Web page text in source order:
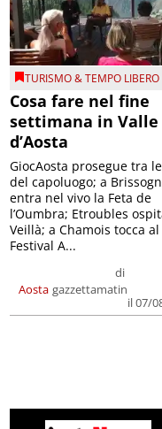
TURISMO & TEMPO LIBERO
Cosa fare nel fine
settimana in Valle
d’Aosta
Aosta
di
gazzettamatin
il 07/
GiocAosta prosegue tra
del capoluogo; a
entra nel vivo la Feta de
l’Oumbra; Etroubles
Veillà; a Chamois tocca al
Festival A...